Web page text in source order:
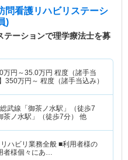
問看護リハビリステーシ
)
ーションで理学療法士を募
万円～35.0万円 程度（諸手当
350万円～ 程度（諸手当込み）
総武線「御茶ノ水駅」（徒歩7
茶ノ水駅」（徒歩7分） 他
ハビリ業務全般 ■利用者様の
者様個々にあ…